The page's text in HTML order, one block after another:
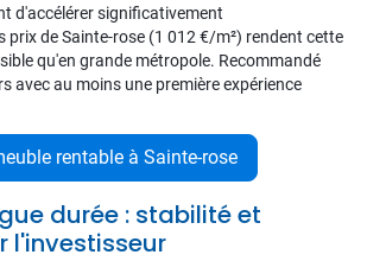
d'accélérer significativement
prix de Sainte-rose (1 012 €/m²) rendent cette
qu'en grande métropole. Recommandé
avec au moins une première expérience
rentable à Sainte-rose
durée : stabilité et
l'investisseur